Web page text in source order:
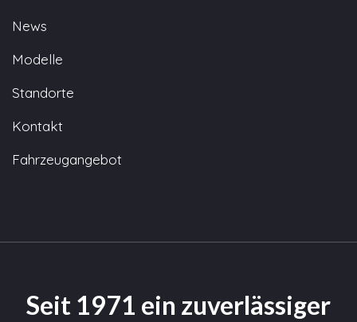
News
Modelle
Standorte
Kontakt
Fahrzeugangebot
Seit 1971 ein zuverlässiger